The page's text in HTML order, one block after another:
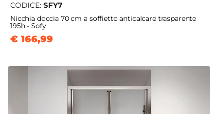
CODICE: SFY7
Nicchia doccia 70 cm a soffietto anticalcare trasparente
195h - Sofy
€ 166,99